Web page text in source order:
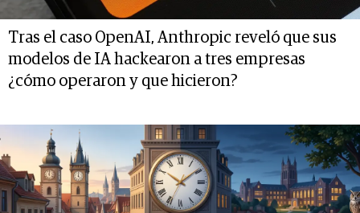
Tras el caso OpenAI, Anthropic reveló que sus
modelos de IA hackearon a tres empresas
¿cómo operaron y que hicieron?